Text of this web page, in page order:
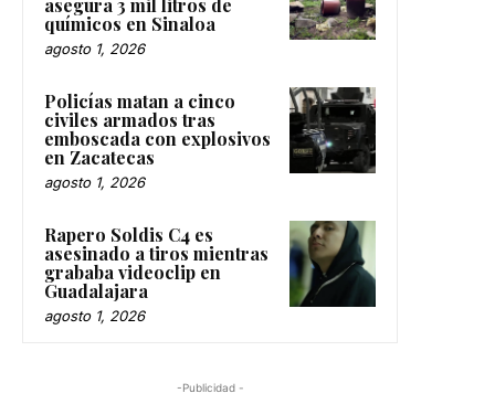
asegura 3 mil litros de
químicos en Sinaloa
agosto 1, 2026
Policías matan a cinco
civiles armados tras
emboscada con explosivos
en Zacatecas
agosto 1, 2026
Rapero Soldis C4 es
asesinado a tiros mientras
grababa videoclip en
Guadalajara
agosto 1, 2026
-Publicidad -